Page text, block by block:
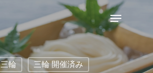
三輪 三輪 開催済み